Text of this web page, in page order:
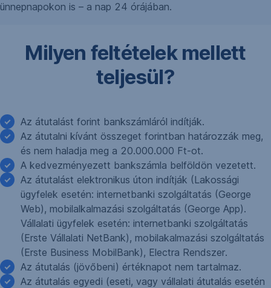
ünnepnapokon is – a nap 24 órájában.
Milyen feltételek mellett
teljesül?
Az átutalást forint bankszámláról indítják.
Az átutalni kívánt összeget forintban határozzák meg,
és nem haladja meg a 20.000.000 Ft-ot.
A kedvezményezett bankszámla belföldön vezetett.
Az átutalást elektronikus úton indítják (Lakossági
ügyfelek esetén: internetbanki szolgáltatás (George
Web), mobilalkalmazási szolgáltatás (George App).
Vállalati ügyfelek esetén: internetbanki szolgáltatás
(Erste Vállalati NetBank), mobilakalmazási szolgáltatás
(Erste Business MobilBank), Electra Rendszer.
Az átutalás (jövőbeni) értéknapot nem tartalmaz.
Az átutalás egyedi (eseti, vagy vállalati átutalás esetén